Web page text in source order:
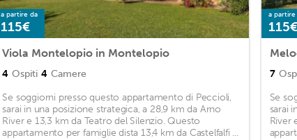
a partire da
115€
Viola Montelopio in Montelopio
4 Ospiti 4 Camere
Se soggiorni presso questo appartamento di Peccioli,
sarai in una posizione strategica, a 28,9 km da Arno
River e 13,3 km da Teatro del Silenzio. Questo
appartamento per famiglie dista 13,4 km da Castelfalfi ...
a partire
115€
7
Se
sarai
River